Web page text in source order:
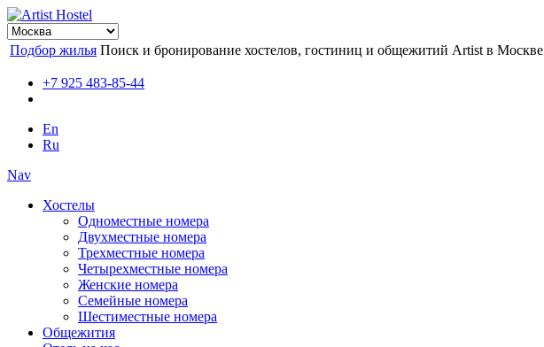
Подбор жилья Поиск и бронирование хостелов, гостиниц и общежитий Artist в Москве
+7 925 483-85-44
En
Ru
Nav
Хостелы
Одноместные номера
Двухместные номера
Трехместные номера
Четырехместные номера
Женские номера
Семейные номера
Шестиместные номера
Общежития